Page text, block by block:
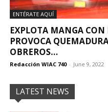
ENTÉRATE AQUÍ
EXPLOTA MANGA CON
PROVOCA
OBREROS...
Redacción WIAC 740 - June 9, 2022
LATEST NEWS